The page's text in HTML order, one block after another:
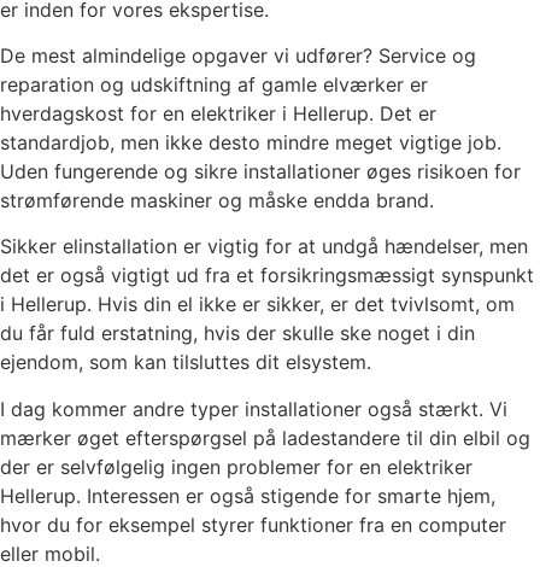
er inden for vores ekspertise.
De mest almindelige opgaver vi udfører? Service og
reparation og udskiftning af gamle elværker er
hverdagskost for en elektriker i Hellerup. Det er
standardjob, men ikke desto mindre meget vigtige job.
Uden fungerende og sikre installationer øges risikoen for
strømførende maskiner og måske endda brand.
Sikker elinstallation er vigtig for at undgå hændelser, men
det er også vigtigt ud fra et forsikringsmæssigt synspunkt
i Hellerup. Hvis din el ikke er sikker, er det tvivlsomt, om
du får fuld erstatning, hvis der skulle ske noget i din
ejendom, som kan tilsluttes dit elsystem.
I dag kommer andre typer installationer også stærkt. Vi
mærker øget efterspørgsel på ladestandere til din elbil og
der er selvfølgelig ingen problemer for en elektriker
Hellerup. Interessen er også stigende for smarte hjem,
hvor du for eksempel styrer funktioner fra en computer
eller mobil.